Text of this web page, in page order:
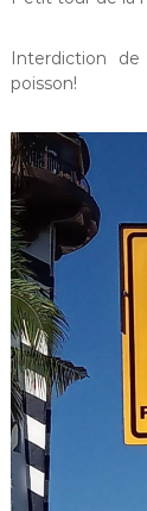
Interdiction
poisson!